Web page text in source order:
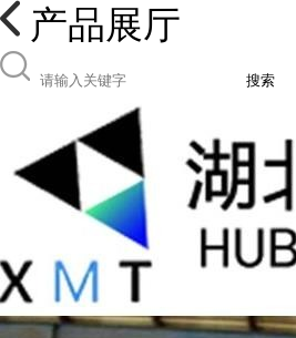
产品展厅
搜索